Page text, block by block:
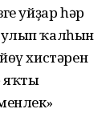
уйҙар һәр
ҡалһын
хистәрен
яҡты